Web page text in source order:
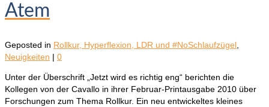
Atem
Geposted in Rollkur, Hyperflexion, LDR und #NoSchlaufzügel
Neuigkeiten | 0
Unter der Überschrift „Jetzt wird es richtig eng“ berichten die
Kollegen von der Cavallo in ihrer Februar-Printausgabe 2010 über
Forschungen zum Thema Rollkur. Ein neu entwickeltes kleines